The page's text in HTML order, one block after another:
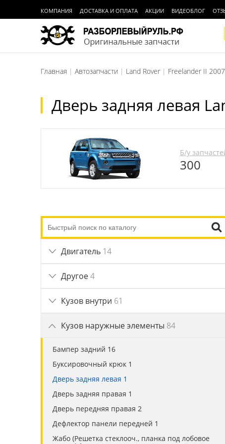
КОМПАНИЯ ДОСТАВКА И ОПЛАТА АКЦИИ ВИДЕОБЛОГ
Главная Автозапчасти Land Rover Freelander II
Дверь задняя левая
Б/у
300
Двигатель 14
Другое4
Кузов внутри 61
Кузов наружные элементы 84
Бампер задний 16
Буксировочный крюк 1
Дверь задняя левая 1
Дверь задняя правая 1
Дверь передняя правая 2
Дефлектор панели передней 1
Жабо (Решетка стеклооч., планка под лобовое